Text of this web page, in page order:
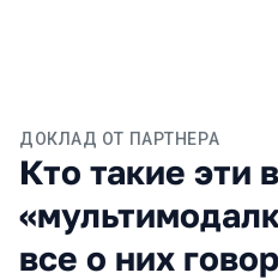
ДОКЛАД ОТ ПАРТНЕРА
Кто такие эти
все о них